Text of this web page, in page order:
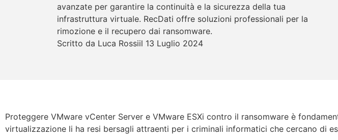
avanzate per garantire la continuità e la sicurezza della tua
infrastruttura virtuale. RecDati offre soluzioni professionali per la
rimozione e il recupero dai ransomware.
Scritto da Luca Rossiil 13 Luglio 2024
Proteggere VMware vCenter Server e VMware ESXi contro il ransomware è
virtualizzazione li ha resi bersagli attraenti per i criminali informatici che cercano di